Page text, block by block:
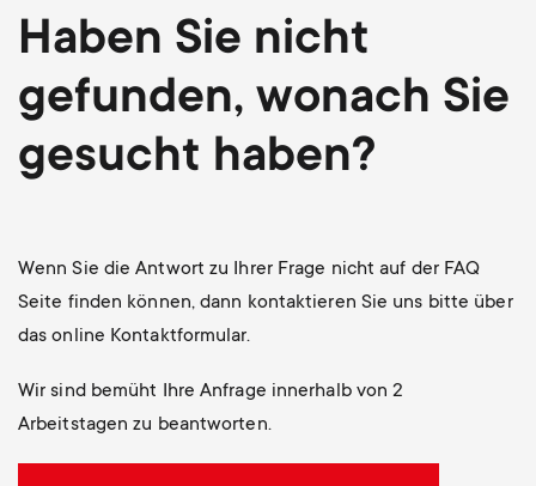
Haben Sie nicht
gefunden, wonach Sie
gesucht haben?
Wenn Sie die Antwort zu Ihrer Frage nicht auf der FAQ
Seite finden können, dann kontaktieren Sie uns bitte über
das online Kontaktformular.
Wir sind bemüht Ihre Anfrage innerhalb von 2
Arbeitstagen zu beantworten.